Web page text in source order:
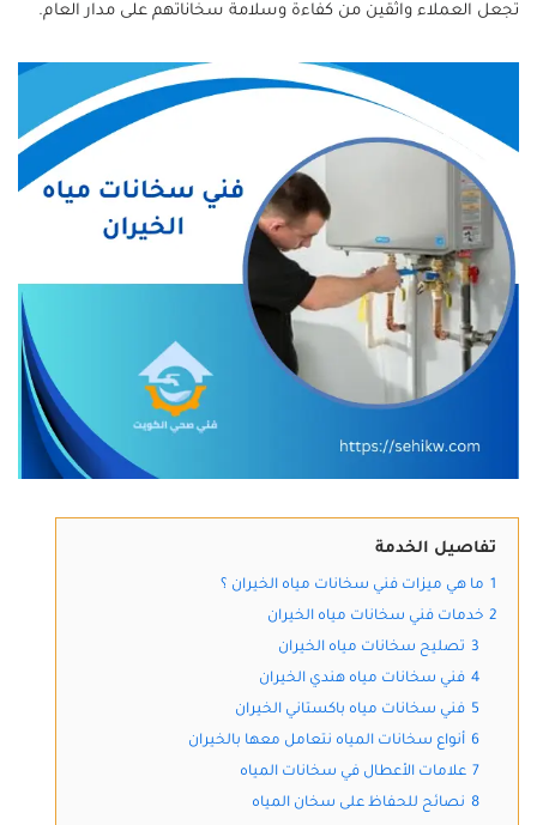
تجعل العملاء واثقين من كفاءة وسلامة سخاناتهم على مدار العام.
تفاصيل الخدمة
1 ما هي ميزات فني سخانات مياه الخيران ؟
2 خدمات فني سخانات مياه الخيران
3 تصليح سخانات مياه الخيران
4 فني سخانات مياه هندي الخيران
5 فني سخانات مياه باكستاني الخيران
6 أنواع سخانات المياه نتعامل معها بالخيران
7 علامات الأعطال في سخانات المياه
8 نصائح للحفاظ على سخان المياه